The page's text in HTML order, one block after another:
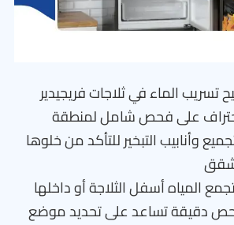
تسريب الماء في ثلاجات فريجيدير
على فحص شامل لمنطقة
وأنابيب التبخير للتأكد من خلوها
المياه أسفل الثلاجة أو داخلها
دقيقة تساعد على تحديد موضع